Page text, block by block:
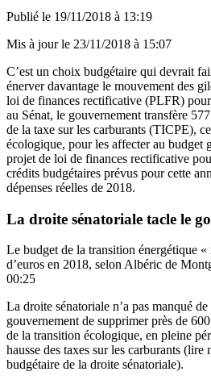
Publié le 19/11/2018 à 13:19
Mis à jour le 23/11/2018 à 15:07
C’est un choix budgétaire qui devrait
énerver davantage le mouvement des
loi de finances rectificative (PLFR)
au Sénat, le gouvernement transfère
de la taxe sur les carburants (TICPE),
écologique, pour les affecter au budget
projet de loi de finances rectificative
crédits budgétaires prévus pour cette
dépenses réelles de 2018.
La droite sénatoriale tacle le
Le budget de la transition énergétique
d’euros en 2018, selon Albéric de
00:25
La droite sénatoriale n’a pas manqué
gouvernement de supprimer près de
de la transition écologique, en pleine
hausse des taxes sur les carburants (lire
budgétaire de la droite sénatoriale).